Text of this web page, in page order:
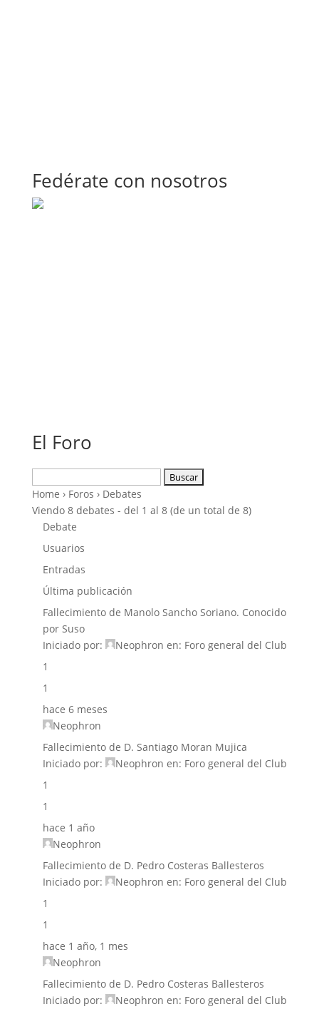
Fedérate con nosotros
El Foro
Home › Foros › Debates
Viendo 8 debates - del 1 al 8 (de un total de 8)
Debate
Usuarios
Entradas
Última publicación
Fallecimiento de Manolo Sancho Soriano. Conocido
por Suso
Iniciado por:
Neophron en: Foro general del Club
1
1
hace 6 meses
Neophron
Fallecimiento de D. Santiago Moran Mujica
Iniciado por:
Neophron en: Foro general del Club
1
1
hace 1 año
Neophron
Fallecimiento de D. Pedro Costeras Ballesteros
Iniciado por:
Neophron en: Foro general del Club
1
1
hace 1 año, 1 mes
Neophron
Fallecimiento de D. Pedro Costeras Ballesteros
Iniciado por:
Neophron en: Foro general del Club